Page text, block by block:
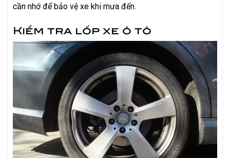
cần nhớ để bảo vệ xe khi mưa đến.
Kiểm tra lốp xe ô tô